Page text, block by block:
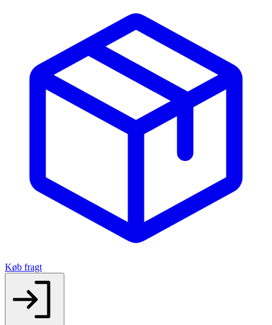
Køb fragt